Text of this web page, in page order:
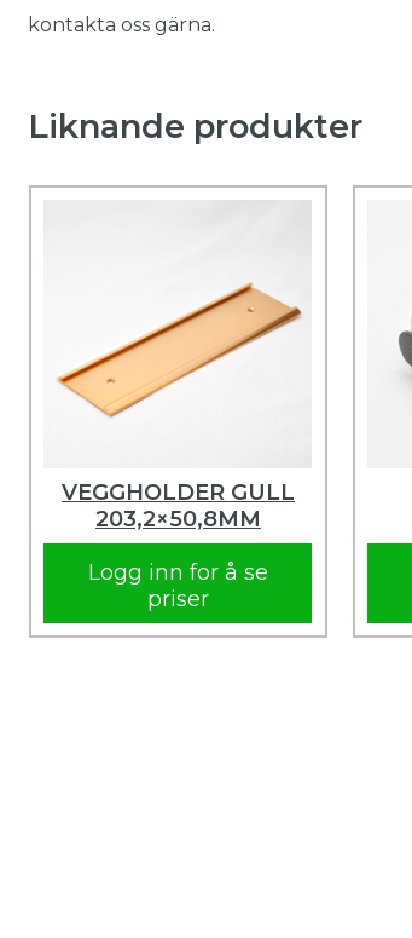
kontakta oss gärna.
Liknande produkter
VEGGHOLDER GULL
203,2×50,8MM
Logg inn for å se
priser